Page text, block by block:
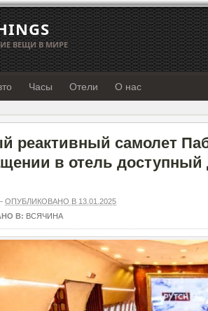
ВЕЩИ В МИРЕ
Часы Отели О нас
реактивный самолет
в отель доступный
ОПУБЛИКОВАНО В 13.01.2025
В: ВСЯЧИНА